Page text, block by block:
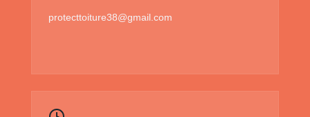
protecttoiture38@gmail.com